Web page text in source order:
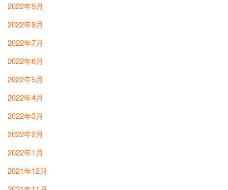
2022年9月
2022年8月
2022年7月
2022年6月
2022年5月
2022年4月
2022年3月
2022年2月
2022年1月
2021年12月